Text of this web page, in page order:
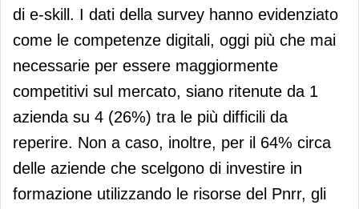
di e-skill. I dati della survey hanno evidenziato
come le competenze digitali, oggi più che mai
necessarie per essere maggiormente
competitivi sul mercato, siano ritenute da 1
azienda su 4 (26%) tra le più difficili da
reperire. Non a caso, inoltre, per il 64% circa
delle aziende che scelgono di investire in
formazione utilizzando le risorse del Pnrr, gli